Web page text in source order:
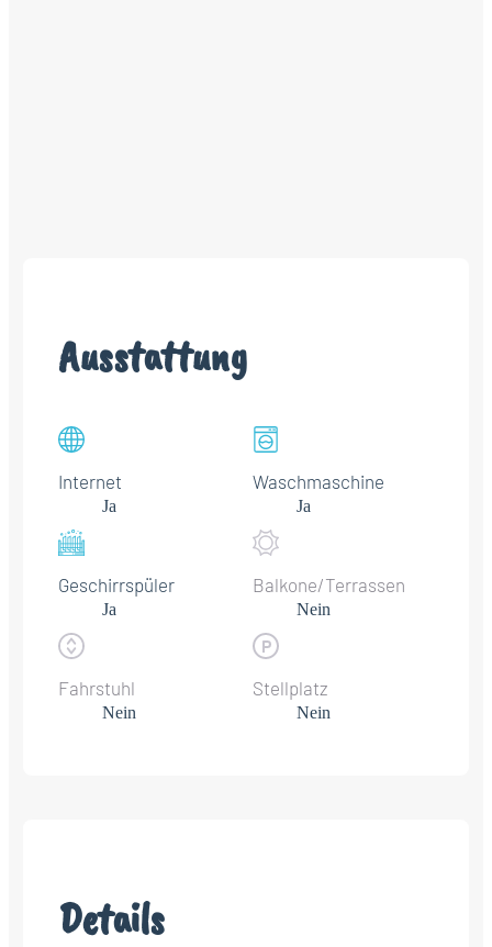
Ausstattung
Internet
Ja
Waschmaschine
Ja
Geschirrspüler
Ja
Balkone/Terrassen
Nein
Fahrstuhl
Nein
Stellplatz
Nein
Details